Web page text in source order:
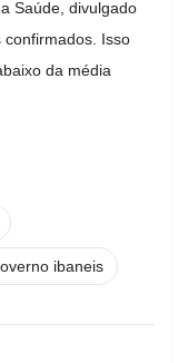
Saúde, divulgado
confirmados. Isso
da média
ibaneis